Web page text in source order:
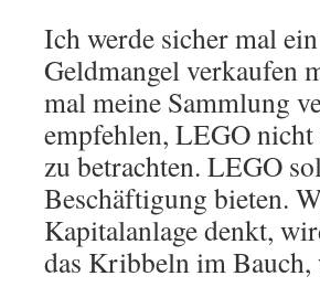
Ich werde sicher mal
Geldmangel verkaufen
mal meine Sammlung
empfehlen, LEGO
zu betrachten. LEGO
Beschäftigung bieten.
Kapitalanlage denkt,
das Kribbeln im Bauch,